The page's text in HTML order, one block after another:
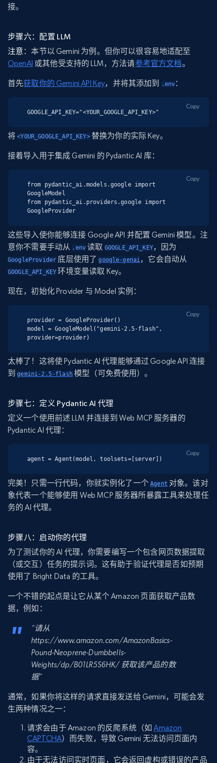
接。
步骤六：配置 LLM
注意 ：本节以 Gemini 为例。但你可以很容易地适配至
OpenAI 或其他受支持的 LLM，方法请参考官方文档。
首先获取你的 Gemini API Key，并将其添加到 .env ：
GOOGLE_API_KEY="<YOUR_GOOGLE_API_KEY>"
Copy
将<YOUR_GOOGLE_API_KEY>替换为你的实际 Key。
接着导入用于集成 Gemini 的 Pydantic AI 库：
from pydantic_ai.models.google import
GoogleModel
from pydantic_ai.providers.google import
GoogleProvider
Copy
这些导入使你能够连接 Google API 并配置 Gemini 模型。注
意你不需要手动从 .env 读取 GOOGLE_API_KEY，因为
GoogleProvider 底层使用了google-genai，它会自动从
GOOGLE_API_KEY 环境变量读取 Key。
现在，初始化 Provider 与 Model 实例：
provider = GoogleProvider()
model = GoogleModel("gemini-2.5-flash",
provider=provider)
Copy
太棒了！这将使 Pydantic AI 代理能够通过 Google API 连接
到gemini-2.5-flash模型（可免费使用）。
步骤七：定义 Pydantic AI 代理
定义一个使用前述 LLM 并连接到 Web MCP 服务器的
Pydantic AI 代理：
agent = Agent(model, toolsets=[server])
Copy
完美！只需一行代码，你就实例化了一个Agent对象。该对
象代表一个能够使用 Web MCP 服务器所暴露工具来处理任
务的 AI 代理。
步骤八：启动你的代理
为了测试你的 AI 代理，你需要编写一个包含网页数据提取
（或交互）任务的提示词。这有助于验证代理是否如预期
使用了 Bright Data 的工具。
一个不错的起点是让它从某个 Amazon 页面获取产品数
据，例如：
“请从
https://www.amazon.com/AmazonBasics-
Pound-Neoprene-Dumbbells-
Weights/dp/B01LR5S6HK/ 获取该产品的数
据”
通常，如果你将这样的请求直接发送给 Gemini，可能会发
生两种情况之一：
请求会由于 Amazon 的反爬系统（如Amazon
CAPTCHA）而失败，导致 Gemini 无法访问页面内
容。
由于无法访问实时页面，它会返回虚构或错误的产品